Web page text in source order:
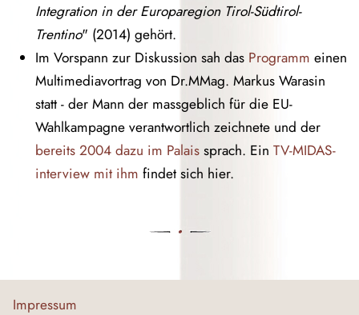
Integration in der Europaregion Tirol-Südtirol-
Trentino" (2014) gehört.
Im Vorspann zur Diskussion sah das Programm einen
Multimediavortrag von Dr.MMag. Markus Warasin
statt - der Mann der massgeblich für die EU-
Wahlkampagne verantwortlich zeichnete und der
bereits 2004 dazu im Palais sprach. Ein TV-MIDAS-
interview mit ihm findet sich hier.
Impressum